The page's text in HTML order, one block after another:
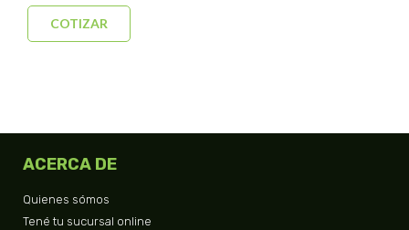
COTIZAR
ACERCA DE
Quienes sómos
Tené tu sucursal online